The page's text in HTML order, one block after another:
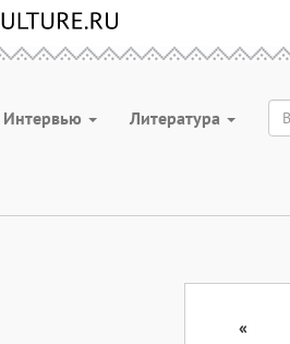
Интервью Литература
«